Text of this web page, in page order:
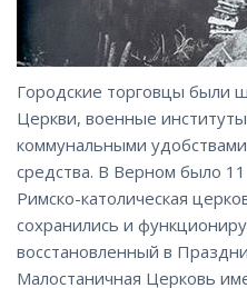
Городские торговцы были
Церкви, военные
коммунальными
средства. В Верном было
Римско-католическая
сохранились и
восстановленный в
Малостаничная Церковь